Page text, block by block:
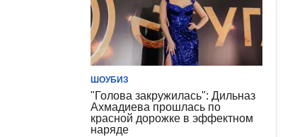
ШОУБИЗ
"Голова закружилась": Дильназ
Ахмадиева прошлась по
красной дорожке в эффектном
наряде